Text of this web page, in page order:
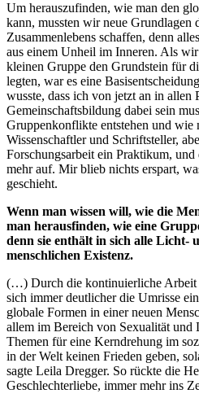
Um herauszufinden, wie man den
kann, mussten wir neue Grundlagen
Zusammenlebens schaffen, denn
aus einem Unheil im Inneren. Als
kleinen Gruppe den Grundstein für
legten, war es eine
wusste, dass ich von jetzt an in allen
Gemeinschaftsbildung dabei sein
Gruppenkonflikte entstehen und wie
Wissenschaftler und Schriftsteller,
Forschungsarbeit ein Praktikum,
mehr auf. Mir blieb nichts erspart,
geschieht.
Wenn man wissen will, wie die
man herausfinden, wie eine
denn sie enthält in sich alle Licht-
menschlichen Existenz.
(…) Durch die kontinuierliche Arbeit
sich immer deutlicher die Umrisse
globale Formen in einer neuen
allem im Bereich von Sexualität und
Themen für eine Kerndrehung im
in der Welt keinen Frieden geben,
sagte Leila Dregger. So rückte die
Geschlechterliebe, immer mehr ins